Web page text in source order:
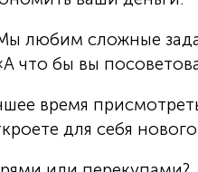
любим сложные
что бы вы
время
для себя